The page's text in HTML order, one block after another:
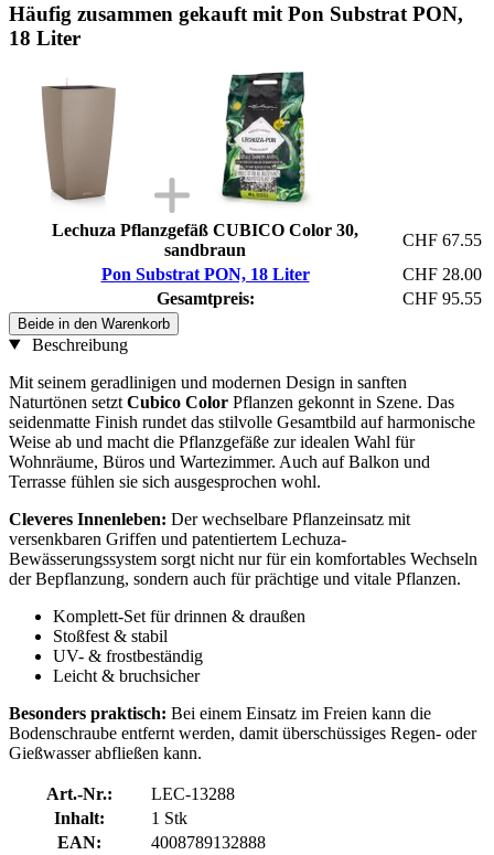
Häufig zusammen gekauft mit Pon Substrat PON,
18 Liter
Lechuza Pflanzgefäß CUBICO Color 30,
sandbraun
CHF 67.55
Pon Substrat PON, 18 Liter
CHF 28.00
Gesamtpreis:
CHF 95.55
Beide in den Warenkorb
Beschreibung
Mit seinem geradlinigen und modernen Design in sanften
Naturtönen setzt Cubico Color Pflanzen gekonnt in Szene. Das
seidenmatte Finish rundet das stilvolle Gesamtbild auf harmonische
Weise ab und macht die Pflanzgefäße zur idealen Wahl für
Wohnräume, Büros und Wartezimmer. Auch auf Balkon und
Terrasse fühlen sie sich ausgesprochen wohl.
Cleveres Innenleben: Der wechselbare Pflanzeinsatz mit
versenkbaren Griffen und patentiertem Lechuza-
Bewässerungssystem sorgt nicht nur für ein komfortables Wechseln
der Bepflanzung, sondern auch für prächtige und vitale Pflanzen.
Komplett-Set für drinnen & draußen
Stoßfest & stabil
UV- & frostbeständig
Leicht & bruchsicher
Besonders praktisch: Bei einem Einsatz im Freien kann die
Bodenschraube entfernt werden, damit überschüssiges Regen- oder
Gießwasser abfließen kann.
Art.-Nr.:
LEC-13288
Inhalt:
1 Stk
EAN:
4008789132888